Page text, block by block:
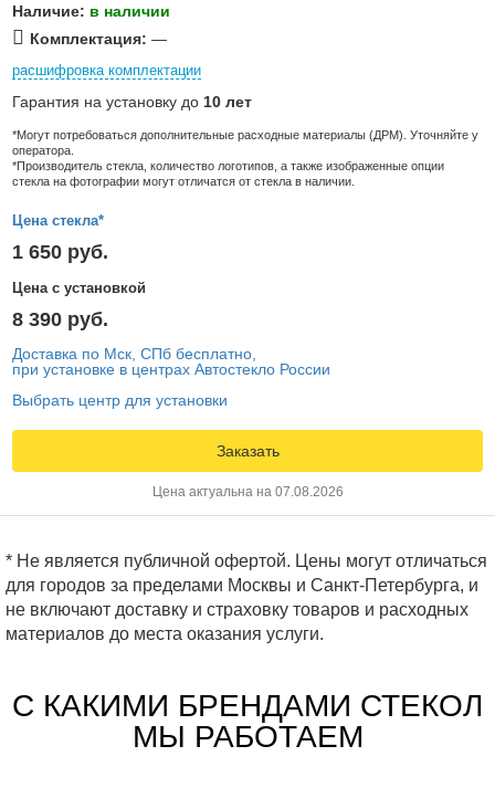
Наличие: в наличии
Комплектация: —
расшифровка комплектации
Гарантия на установку до 10 лет
*Могут потребоваться дополнительные расходные материалы (ДРМ). Уточняйте у
оператора.
*Производитель стекла, количество логотипов, а также изображенные опции
стекла на фотографии могут отличатся от стекла в наличии.
Цена стекла*
1 650 руб.
Цена с установкой
8 390 руб.
Доставка по Мск, СПб бесплатно,
при установке в центрах Автостекло России
Выбрать центр для установки
Заказать
Цена актуальна на 07.08.2026
* Не является публичной офертой. Цены могут отличаться
для городов за пределами Москвы и Санкт-Петербурга, и
не включают доставку и страховку товаров и расходных
материалов до места оказания услуги.
С КАКИМИ БРЕНДАМИ СТЕКОЛ
МЫ РАБОТАЕМ